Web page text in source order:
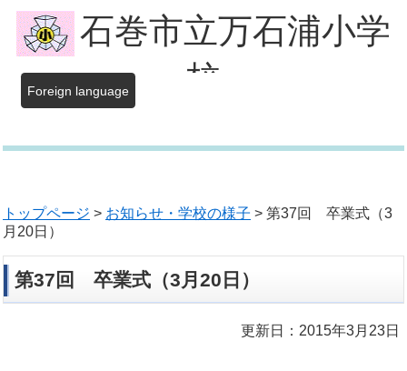
石巻市立万石浦小学
校
Foreign language
トップページ > お知らせ・学校の様子 > 第37回 卒業式（3
月20日）
第37回 卒業式（3月20日）
更新日：2015年3月23日